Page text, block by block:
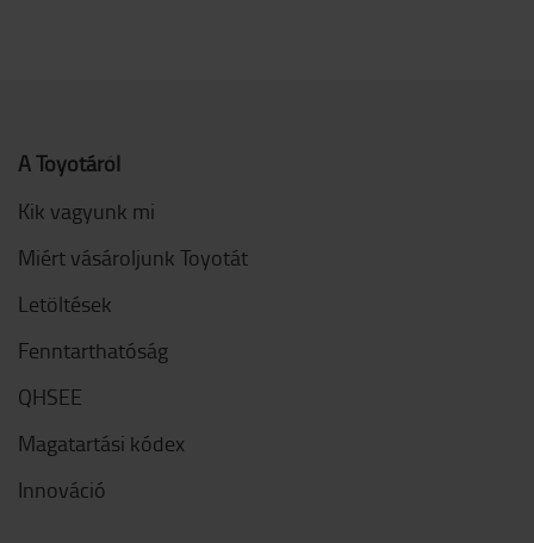
A Toyotáról
Kik vagyunk mi
Miért vásároljunk Toyotát
Letöltések
Fenntarthatóság
QHSEE
Magatartási kódex
Innováció